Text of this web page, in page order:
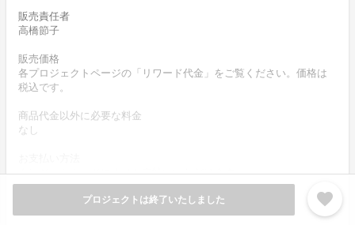
プロジェクトは終了いたしました favorite
販売責任者
高橋節子
販売価格
各プロジェクトページの「リワード代金」をご覧ください。価格は
税込です。
商品代金以外に必要な料金
なし
クレジットカードによりお支払いいただけます。
商品購入時に決済します。